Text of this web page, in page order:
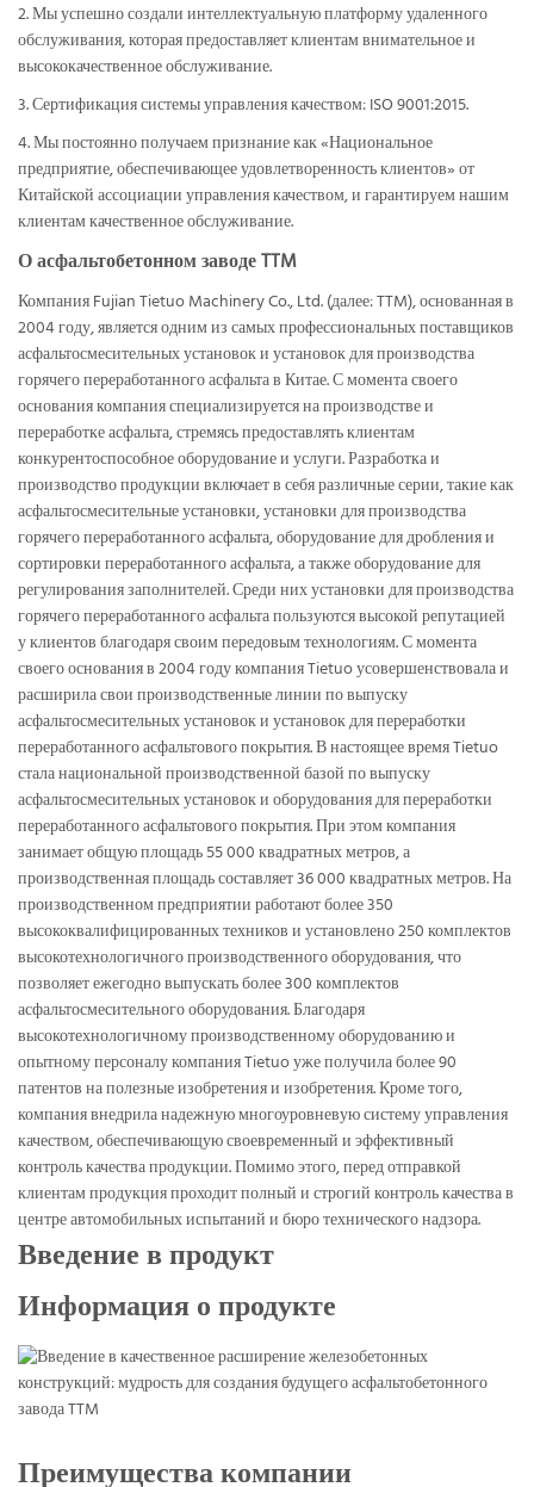
2. Мы успешно создали интеллектуальную платформу удаленного
обслуживания, которая предоставляет клиентам внимательное и
высококачественное обслуживание.
3. Сертификация системы управления качеством: ISO 9001:2015.
4. Мы постоянно получаем признание как «Национальное
предприятие, обеспечивающее удовлетворенность клиентов» от
Китайской ассоциации управления качеством, и гарантируем нашим
клиентам качественное обслуживание.
О асфальтобетонном заводе TTM
Компания Fujian Tietuo Machinery Co., Ltd. (далее: TTM), основанная в
2004 году, является одним из самых профессиональных поставщиков
асфальтосмесительных установок и установок для производства
горячего переработанного асфальта в Китае. С момента своего
основания компания специализируется на производстве и
переработке асфальта, стремясь предоставлять клиентам
конкурентоспособное оборудование и услуги. Разработка и
производство продукции включает в себя различные серии, такие как
асфальтосмесительные установки, установки для производства
горячего переработанного асфальта, оборудование для дробления и
сортировки переработанного асфальта, а также оборудование для
регулирования заполнителей. Среди них установки для производства
горячего переработанного асфальта пользуются высокой репутацией
у клиентов благодаря своим передовым технологиям. С момента
своего основания в 2004 году компания Tietuo усовершенствовала и
расширила свои производственные линии по выпуску
асфальтосмесительных установок и установок для переработки
переработанного асфальтового покрытия. В настоящее время Tietuo
стала национальной производственной базой по выпуску
асфальтосмесительных установок и оборудования для переработки
переработанного асфальтового покрытия. При этом компания
занимает общую площадь 55 000 квадратных метров, а
производственная площадь составляет 36 000 квадратных метров. На
производственном предприятии работают более 350
высококвалифицированных техников и установлено 250 комплектов
высокотехнологичного производственного оборудования, что
позволяет ежегодно выпускать более 300 комплектов
асфальтосмесительного оборудования. Благодаря
высокотехнологичному производственному оборудованию и
опытному персоналу компания Tietuo уже получила более 90
патентов на полезные изобретения и изобретения. Кроме того,
компания внедрила надежную многоуровневую систему управления
качеством, обеспечивающую своевременный и эффективный
контроль качества продукции. Помимо этого, перед отправкой
клиентам продукция проходит полный и строгий контроль качества в
центре автомобильных испытаний и бюро технического надзора.
Введение в продукт
Информация о продукте
Преимущества компании